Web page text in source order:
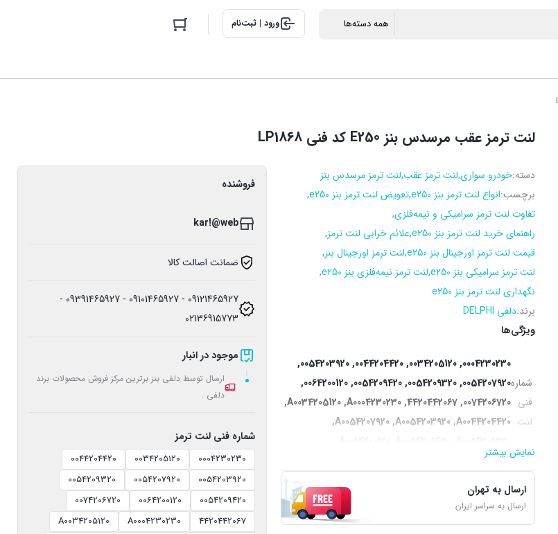
ورود | ثبت‌نام
لنت ترمز عقب مرسدس بنز E250 کد فنی LP1868
دسته:خودرو سواری,لنت ترمز عقب,لنت ترمز مرسدس بنز
برچسب:انواع لنت ترمز بنز e250 ,تعویض لنت ترمز بنز e250
,
تفاوت لنت ترمز سرامیکی و نیمه‌فلزی,
راهنمای خرید لنت ترمز بنز e250
,علائم خرابی لنت ترمز,
قیمت لنت ترمز اورجینال بنز e250
,لنت ترمز اورجینال بنز,
لنت ترمز سرامیکی بنز e250
,لنت ترمز نیمه‌فلزی بنز e250
,
نگهداری لنت ترمز بنز e250
برند:دلفی DELPHI
ویژگی‌ها
شماره
فنی
لنت
0004230230
,
0034205120
,
0044204420
,
0054203920
,
0054207920
,
0054209320
,
0054209420
,
0064200120
,
0074206720
,
4420442067
,
A0004230230
,
A0034205120
,
A0044204420
,
A0054203920
,
A0054207920
,
A0074206720
نمایش بیشتر
ارسال به تهران
ارسال به سراسر ایران
فروشنده
kar!@web
ضمانت اصالت کالا
09121465927 - 09101465927 - 09391465927 -
02136915773
موجود در انبار
ارسال توسط دلفی بنز برترین مرکز فروش محصولات برند
دلفی .
شماره فنی لنت ترمز
0004230230
0034205120
0044204420
0054203920
0054207920
0054209320
0054209420
0064200120
0074206720
4420442067
A0004230230
A0034205120